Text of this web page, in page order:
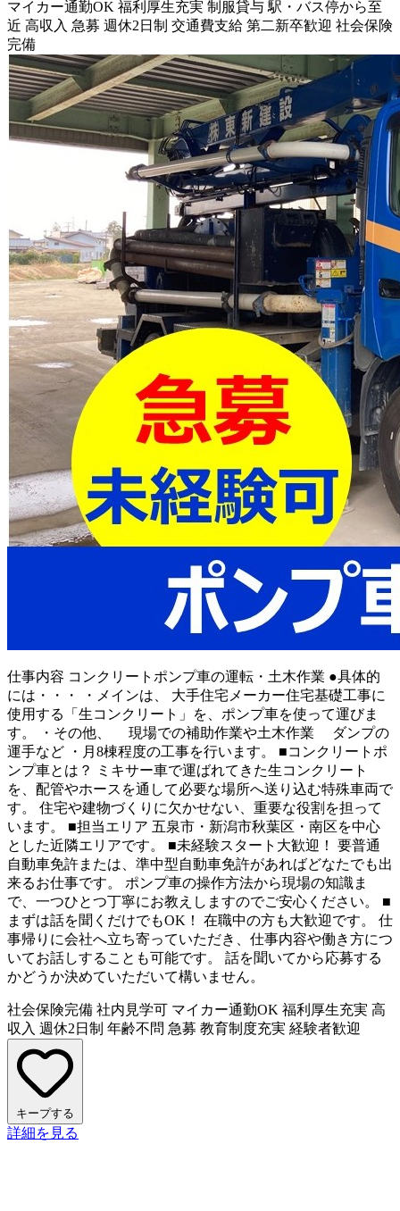
マイカー通勤OK 福利厚生充実 制服貸与 駅・バス停から至
近 高収入 急募 週休2日制 交通費支給 第二新卒歓迎 社会保険
完備
仕事内容 コンクリートポンプ車の運転・土木作業 ●具体的
には・・・ ・メインは、 大手住宅メーカー住宅基礎工事に
使用する「生コンクリート」を、ポンプ車を使って運びま
す。 ・その他、 現場での補助作業や土木作業 ダンプの
運手など ・月8棟程度の工事を行います。 ■コンクリートポ
ンプ車とは？ ミキサー車で運ばれてきた生コンクリート
を、配管やホースを通して必要な場所へ送り込む特殊車両で
す。 住宅や建物づくりに欠かせない、重要な役割を担って
います。 ■担当エリア 五泉市・新潟市秋葉区・南区を中心
とした近隣エリアです。 ■未経験スタート大歓迎！ 要普通
自動車免許または、準中型自動車免許があればどなたでも出
来るお仕事です。 ポンプ車の操作方法から現場の知識ま
で、一つひとつ丁寧にお教えしますのでご安心ください。 ■
まずは話を聞くだけでもOK！ 在職中の方も大歓迎です。 仕
事帰りに会社へ立ち寄っていただき、仕事内容や働き方につ
いてお話しすることも可能です。 話を聞いてから応募する
かどうか決めていただいて構いません。
社会保険完備 社内見学可 マイカー通勤OK 福利厚生充実 高
収入 週休2日制 年齢不問 急募 教育制度充実 経験者歓迎
キープする
詳細を見る